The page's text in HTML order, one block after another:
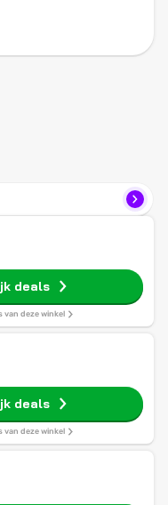
deals
van deze winkel
deals
van deze winkel